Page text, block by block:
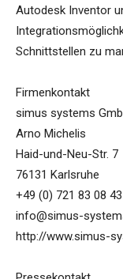
Autodesk Inventor
Schnittstellen zu
Firmenkontakt
simus systems
Arno Michelis
Haid-und-Neu-Str. 7
76131 Karlsruhe
+49 (0) 721 83 08
info@simus-
http://www.simus-